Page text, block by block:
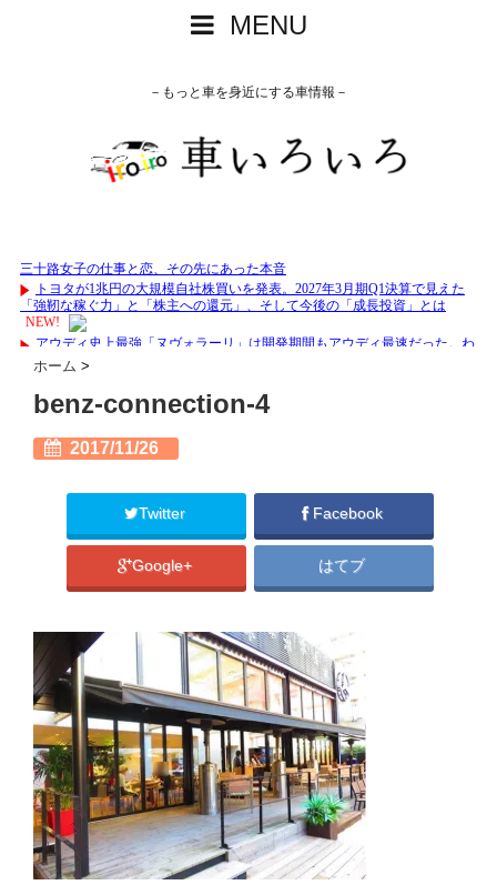
MENU
－もっと車を身近にする車情報－
ホーム >
benz-connection-4
2017/11/26
Twitter Facebook
Google+ はてブ